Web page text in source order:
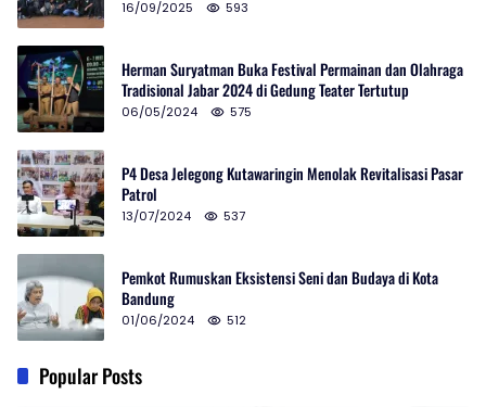
16/09/2025 593
Herman Suryatman Buka Festival Permainan dan Olahraga
Tradisional Jabar 2024 di Gedung Teater Tertutup
06/05/2024 575
P4 Desa Jelegong Kutawaringin Menolak Revitalisasi Pasar
Patrol
13/07/2024 537
Pemkot Rumuskan Eksistensi Seni dan Budaya di Kota
Bandung
01/06/2024 512
Popular Posts